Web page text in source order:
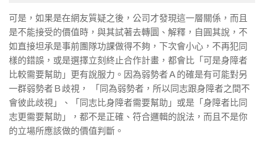
可是，如果是在網友質疑之後，公司才發現這一層關係，而且
是不能接受的價值時，與其試著去轉圜、解釋，自圓其說，不
如直接坦承是事前團隊功課做得不夠，下次會小心，不再犯同
樣的錯誤，或是選擇立刻終止合作計畫，都會比「可是身障者
比較需要幫助」更有說服力。因為弱勢者Ａ的確是有可能對另
一群弱勢者Ｂ歧視， 「同為弱勢者，所以同志跟身障者之間不
會彼此歧視」、「同志比身障者需要幫助」或是「身障者比同
志更需要幫助」，都不是正確、符合邏輯的說法，而且不是你
的立場所應該做的價值判斷。